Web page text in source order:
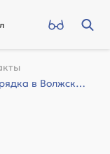
О состоянии законности и правопорядка в Волжском муниципальном округе в 2025 год...